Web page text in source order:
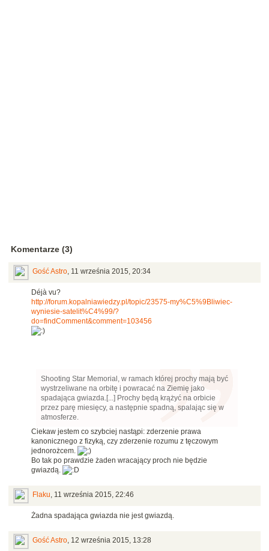
Komentarze (3)
Gość Astro, 11 września 2015, 20:34
Déjà vu?
http://forum.kopalniawiedzy.pl/topic/23575-my%C5%9Bliwiec-
wyniesie-satelit%C4%99/?
do=findComment&comment=103456
Shooting Star Memorial, w ramach której prochy mają być
wystrzeliwane na orbitę i powracać na Ziemię jako
spadająca gwiazda.[...] Prochy będą krążyć na orbicie
przez parę miesięcy, a następnie spadną, spalając się w
atmosferze.
Ciekaw jestem co szybciej nastąpi: zderzenie prawa
kanonicznego z fizyką, czy zderzenie rozumu z tęczowym
jednorożcem.
Bo tak po prawdzie żaden wracający proch nie będzie
gwiazdą.
Flaku, 11 września 2015, 22:46
Żadna spadająca gwiazda nie jest gwiazdą.
Gość Astro, 12 września 2015, 13:28